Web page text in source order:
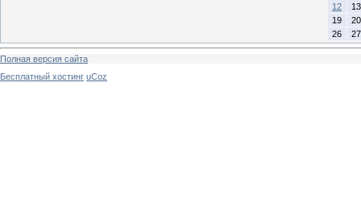
12
13
19
20
26
27
Полная версия сайта
Бесплатный хостинг uCoz